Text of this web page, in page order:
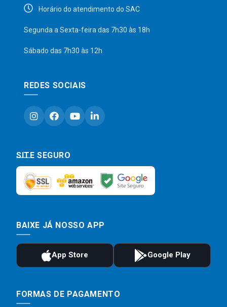
Horário do atendimento do SAC
Segunda a Sexta-feira das 7h30 às 18h
Sábado das 7h30 às 12h
REDES SOCIAIS
SITE SEGURO
BAIXE JÁ NOSSO APP
FORMAS DE PAGAMENTO